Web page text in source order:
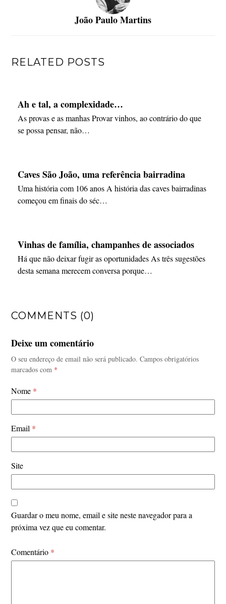
João Paulo Martins
RELATED POSTS
Ah e tal, a complexidade…
As provas e as manhas Provar vinhos, ao contrário do que
se possa pensar, não…
Caves São João, uma referência bairradina
Uma história com 106 anos A história das caves bairradinas
começou em finais do séc…
Vinhas de família, champanhes de associados
Há que não deixar fugir as oportunidades As três sugestões
desta semana merecem conversa porque…
COMMENTS (0)
Deixe um comentário
O seu endereço de email não será publicado. Campos obrigatórios
marcados com *
Nome *
Email *
Site
Guardar o meu nome, email e site neste navegador para a
próxima vez que eu comentar.
Comentário *